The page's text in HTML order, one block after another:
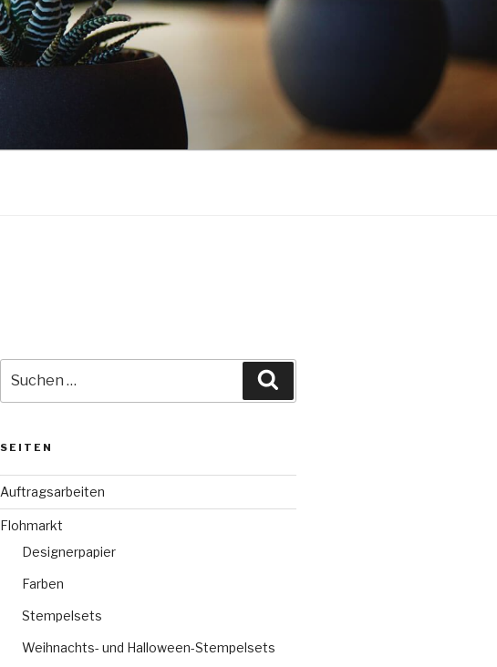
nach:
SEITEN
Auftragsarbeiten
Flohmarkt
Designerpapier
Farben
Stempelsets
Weihnachts- und Halloween-Stempelsets